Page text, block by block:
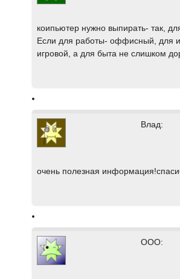
коипьютер нужно выпирать- так,
Если для работы- оффисный, для
игровой, а для быта не слишком
Влад:
очень полезная
ООО: